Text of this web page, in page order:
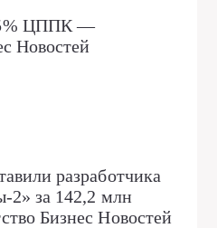
ЦППК —
Новостей
разработчика
2» за 142,2 млн
Бизнес Новостей